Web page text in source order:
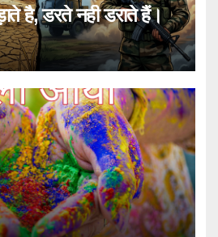
है, डरते नही डराते हैं।